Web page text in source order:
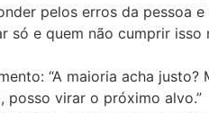
pelos erros da pessoa
só e quem não cumprir isso
“A maioria acha
virar o próximo alvo.”